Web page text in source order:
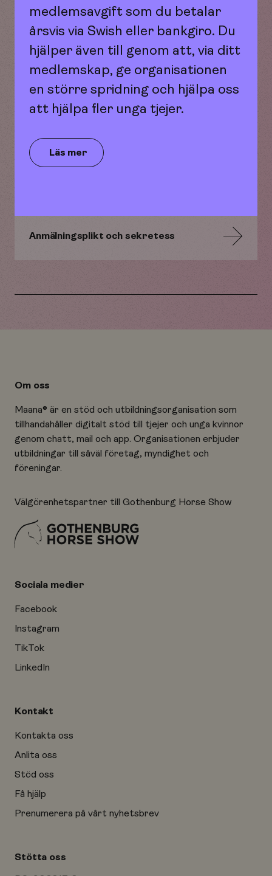
medlemsavgift som du betalar
årsvis via Swish eller bankgiro. Du
hjälper även till genom att, via ditt
medlemskap, ge organisationen
en större spridning och hjälpa oss
att hjälpa fler unga tjejer.
Läs mer
Kontakt med polis
Utsatt för brott
Anmälningsplikt och sekretess
Om oss
Maana® är en stöd och utbildningsorganisation som
tillhandahåller digitalt stöd till tjejer och unga kvinnor
genom chatt, mail och app. Organisationen erbjuder
utbildningar till såväl företag, myndighet och
föreningar.
Välgörenhetspartner till Gothenburg Horse Show
Sociala medier
Facebook
Instagram
TikTok
LinkedIn
Kontakt
Kontakta oss
Anlita oss
Stöd oss
Få hjälp
Prenumerera på vårt nyhetsbrev
Stötta oss